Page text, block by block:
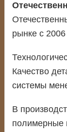
рынке с 2006
Качество
системы
В
полимерные